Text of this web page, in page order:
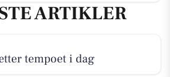
ARTIKLER
tempoet i dag